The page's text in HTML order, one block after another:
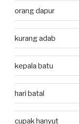
orang dapur
kurang adab
kepala batu
hari batal
cupak hanyut